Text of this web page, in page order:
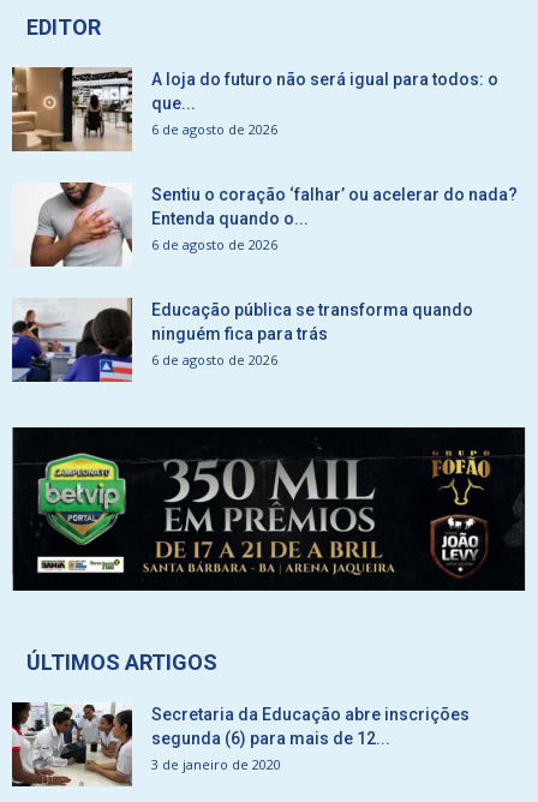
EDITOR
A loja do futuro não será igual para todos: o
que...
6 de agosto de 2026
Sentiu o coração ‘falhar’ ou acelerar do nada?
Entenda quando o...
6 de agosto de 2026
Educação pública se transforma quando
ninguém fica para trás
6 de agosto de 2026
ÚLTIMOS ARTIGOS
Secretaria da Educação abre inscrições
segunda (6) para mais de 12...
3 de janeiro de 2020